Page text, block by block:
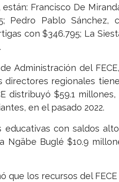
están: Francisco De
Pedro Pablo
con $346.795; La
Administración del
directores regionales
distribuyó $59.1
en el pasado 2022.
educativas con saldos
Ngäbe Buglé $10.9
que los recursos del